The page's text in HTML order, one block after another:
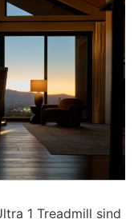
1 Treadmill sind